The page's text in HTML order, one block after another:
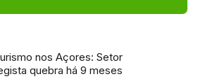
nos Açores: Setor
quebra há 9 meses